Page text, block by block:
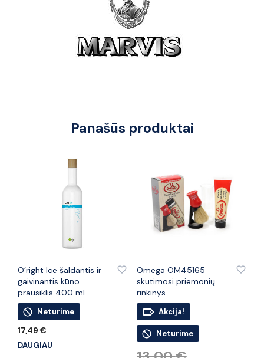
Panašūs produktai
O’right Ice šaldantis ir
gaivinantis kūno
prausiklis 400 ml
Neturime
17,49 €
DAUGIAU
Omega OM45165
skutimosi priemonių
rinkinys
Akcija!
Neturime
Original